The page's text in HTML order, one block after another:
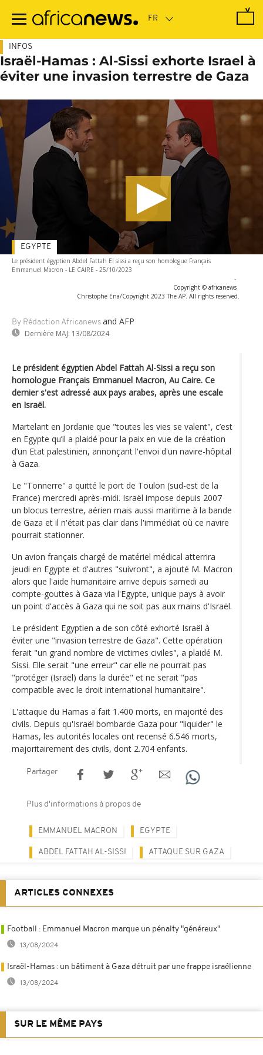
contenu
INFOS
Israël-Hamas : Al-Sissi exhorte Israel à
éviter une invasion terrestre de Gaza
Le président égyptien Abdel Fattah El sissi a reçu son homologue Français
Emmanuel Macron - LE CAIRE - 25/10/2023
-
Copyright © africanews
Christophe Ena/Copyright 2023 The AP. All rights reserved.
By Rédaction Africanews and AFP
Dernière MAJ: 13/08/2024
EGYPTE
Le président égyptien Abdel Fattah Al-Sissi a reçu son
homologue Français Emmanuel Macron, Au Caire. Ce
dernier s'est adressé aux pays arabes, après une escale
en Israël.
Martelant en Jordanie que "toutes les vies se valent", c’est
en Egypte qu’il a plaidé pour la paix en vue de la création
d’un Etat palestinien, annonçant l'envoi d'un navire-hôpital
à Gaza.
Le "Tonnerre" a quitté le port de Toulon (sud-est de la
France) mercredi après-midi. Israël impose depuis 2007
un blocus terrestre, aérien mais aussi maritime à la bande
de Gaza et il n'était pas clair dans l'immédiat où ce navire
pourrait stationner.
Un avion français chargé de matériel médical atterrira
jeudi en Egypte et d'autres "suivront", a ajouté M. Macron
alors que l'aide humanitaire arrive depuis samedi au
compte-gouttes à Gaza via l'Egypte, unique pays à avoir
un point d'accès à Gaza qui ne soit pas aux mains d'Israël.
Le président Egyptien a de son côté exhorté Israël à
éviter une "invasion terrestre de Gaza". Cette opération
ferait "un grand nombre de victimes civiles", a plaidé M.
Sissi. Elle serait "une erreur" car elle ne pourrait pas
"protéger (Israël) dans la durée" et ne serait "pas
compatible avec le droit international humanitaire".
L'attaque du Hamas a fait 1.400 morts, en majorité des
civils. Depuis qu'Israël bombarde Gaza pour "liquider" le
Hamas, les autorités locales ont recensé 6.546 morts,
majoritairement des civils, dont 2.704 enfants.
Partager
Plus d'informations à propos de
EMMANUEL MACRON EGYPTE
ABDEL FATTAH AL-SISSI ATTAQUE SUR GAZA
ARTICLES CONNEXES
Football : Emmanuel Macron marque un pénalty "généreux"
13/08/2024
Israël-Hamas : un bâtiment à Gaza détruit par une frappe israélienne
13/08/2024
SUR LE MÊME PAYS